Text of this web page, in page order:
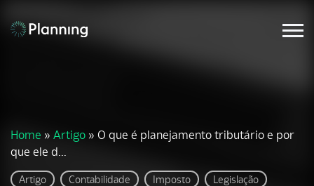
Home » Artigo » O que é planejamento tributário e por
que ele d...
Artigo Contabilidade Imposto
Legislação